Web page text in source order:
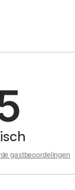
gastbeoordelingen